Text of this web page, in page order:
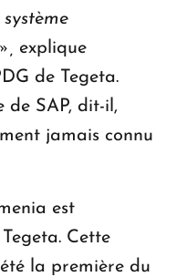
explique
de Tegeta.
de SAP, dit-il,
jamais connu
est
Cette
la première du